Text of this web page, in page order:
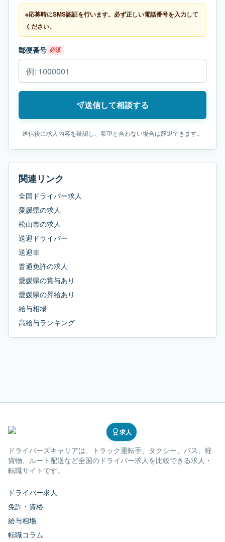
※応募時にSMS認証を行います。必ず正しい電話番号を入力して
ください。
郵便番号 必須
送信して相談する
送信後に求人内容を確認し、希望と合わない場合は辞退できます。
関連リンク
全国ドライバー求人
愛媛県の求人
松山市の求人
送迎ドライバー
送迎車
普通免許の求人
愛媛県の賞与あり
愛媛県の昇給あり
給与相場
高給与ランキング
求人
ドライバーズキャリアは、トラック運転手、タクシー、バス、軽
貨物、ルート配送など全国のドライバー求人を比較できる求人・
転職サイトです。
ドライバー求人
免許・資格
給与相場
転職コラム